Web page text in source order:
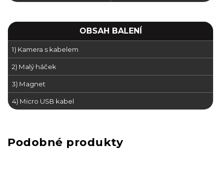
OBSAH BALENÍ
1) Kamera s kabelem
2) Malý háček
3) Magnet
4) Micro USB kabel